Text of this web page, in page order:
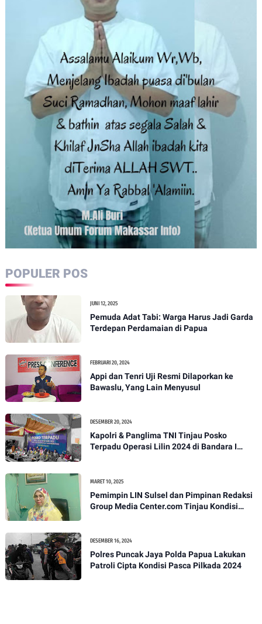
POPULER POS
JUNI 12, 2025
Pemuda Adat Tabi: Warga Harus Jadi Garda
Terdepan Perdamaian di Papua
FEBRUARI 20, 2024
Appi dan Tenri Uji Resmi Dilaporkan ke
Bawaslu, Yang Lain Menyusul
DESEMBER 20, 2024
Kapolri & Panglima TNI Tinjau Posko
Terpadu Operasi Lilin 2024 di Bandara I
MARET 10, 2025
Pemimpin LIN Sulsel dan Pimpinan Redaksi
Group Media Center.com Tinjau Kondisi
DESEMBER 16, 2024
Polres Puncak Jaya Polda Papua Lakukan
Patroli Cipta Kondisi Pasca Pilkada 2024